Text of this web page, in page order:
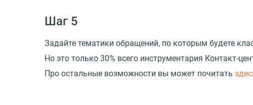
Шаг 5
Задайте тематики обращений, по которым будете
Но это только 30% всего инструментария Контакт-
Про остальные возможности вы может почитать